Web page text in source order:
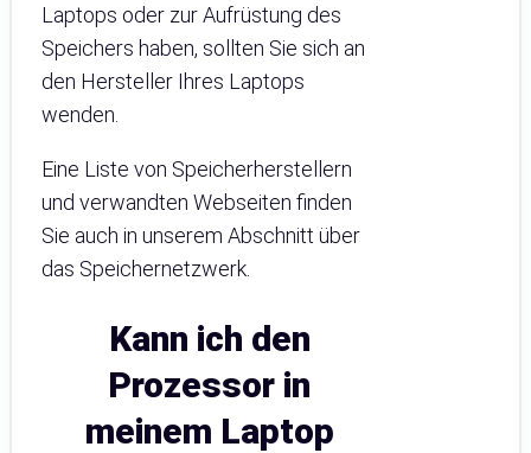
Laptops oder zur Aufrüstung des
Speichers haben, sollten Sie sich an
den Hersteller Ihres Laptops
wenden.
Eine Liste von Speicherherstellern
und verwandten Webseiten finden
Sie auch in unserem Abschnitt über
das Speichernetzwerk.
Kann ich den
Prozessor in
meinem Laptop